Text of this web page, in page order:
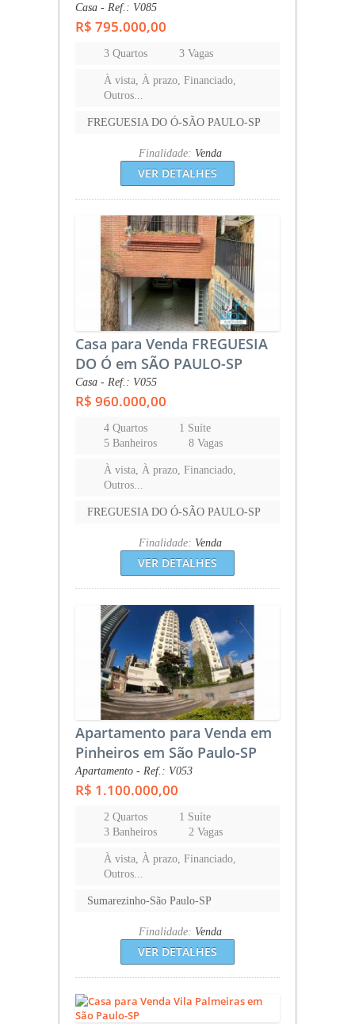
Casa - Ref.: V085
R$ 795.000,00
3 Quartos 3 Vagas
À vista, À prazo, Financiado,
Outros...
FREGUESIA DO Ó-SÃO PAULO-SP
Finalidade: Venda
VER DETALHES
Casa para Venda FREGUESIA
DO Ó em SÃO PAULO-SP
Casa - Ref.: V055
R$ 960.000,00
4 Quartos
1 Suíte
5 Banheiros
8 Vagas
À vista, À prazo, Financiado,
Outros...
FREGUESIA DO Ó-SÃO PAULO-SP
Finalidade: Venda
VER DETALHES
Apartamento para Venda em
Pinheiros em São Paulo-SP
Apartamento - Ref.: V053
R$ 1.100.000,00
2 Quartos
1 Suíte
3 Banheiros
2 Vagas
À vista, À prazo, Financiado,
Outros...
Sumarezinho-São Paulo-SP
Finalidade: Venda
VER DETALHES